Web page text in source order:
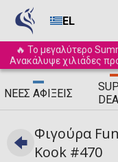
EL
🔥 Το μεγαλύτερο
Ανακάλυψε χιλιάδες
ΝΈΕΣ ΑΦΊΞΕΙΣ
Φιγούρα
Kook #470